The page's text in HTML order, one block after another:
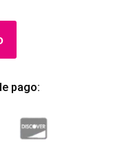
pago: